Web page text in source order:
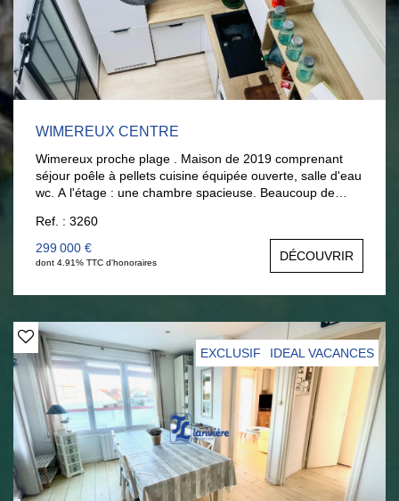
WIMEREUX CENTRE
Wimereux proche plage . Maison de 2019 comprenant
séjour poêle à pellets cuisine équipée ouverte, salle d'eau
wc. A l'étage : une chambre spacieuse. Beaucoup de
Possible location saisonnière. Bien recherché, contactez-
moi vite ! Visite sur rdv Anouck Bouloy Tél : 06 377 372
00 anouck@lariviereimmo.com
Ref. : 3260
299 000 €
dont 4.91% TTC d'honoraires DÉCOUVRIR
EXCLUSIF IDEAL VACANCES